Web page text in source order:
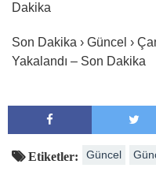
Dakika
Son Dakika › Güncel ›
Yakalandı – Son Dakika
Etiketler: Güncel